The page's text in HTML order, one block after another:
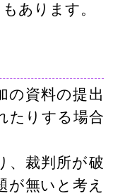
あります。
の資料の提出
たりする場合
、裁判所が破
が無いと考え